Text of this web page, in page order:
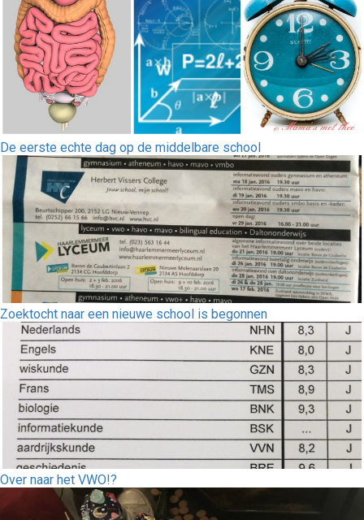
De eerste echte dag op de middelbare school
Zoektocht naar een nieuwe school is begonnen
Over naar het VWO!?